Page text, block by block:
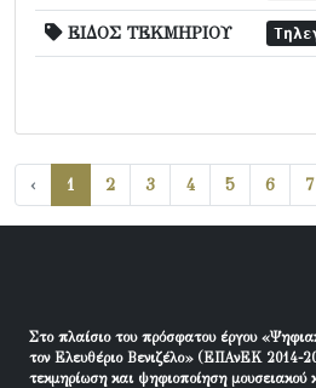
ΕΙΔΟΣ ΤΕΚΜΗΡΙΟΥ
‹ 1 2 3 4 5 6 7
Στο πλαίσιο του πρόσφατου έργου
τον Ελευθέριο Βενιζέλο» (ΕΠΑνΕΚ 2014-
τεκμηρίωση και ψηφιοποίηση μουσειακού